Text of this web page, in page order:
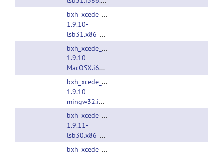
bxh_xcede_tools-
1.9.10-
lsb31.x86_64.tgz
bxh_xcede_tools-
1.9.10-
MacOSX.i686.tgz
bxh_xcede_tools-
1.9.10-
mingw32.i386.tgz
bxh_xcede_tools-
1.9.11-
lsb30.x86_64.tgz
bxh_xcede_tools-